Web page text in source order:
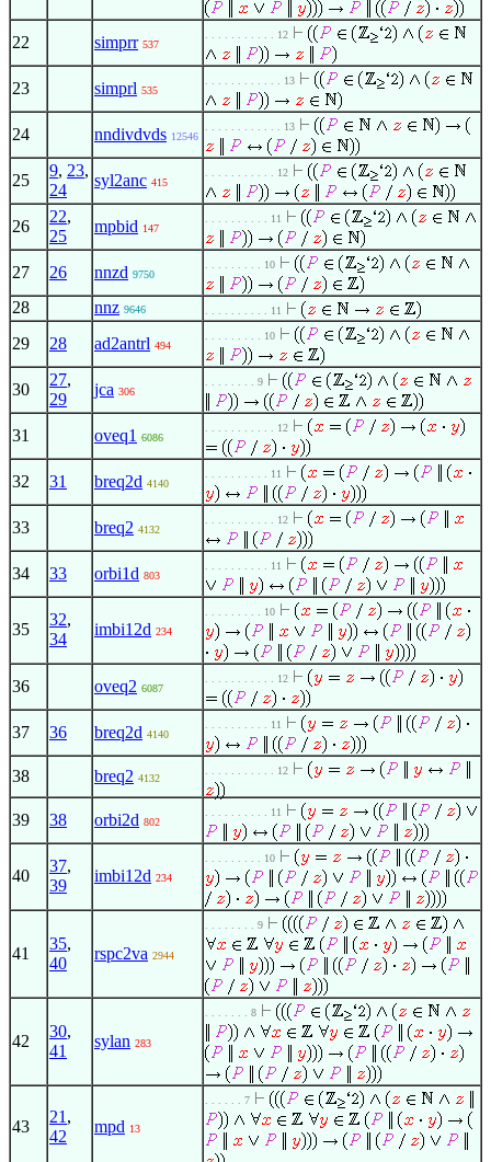
22 simprr 537
. . . . . . . . . . . 12
23 simprl 535
. . . . . . . . . . . . 13
24 nndivdvds 12546
. . . . . . . . . . . . 13
25
9, 23,
24
syl2anc 415
. . . . . . . . . . . 12
26
22,
25
mpbid 147
. . . . . . . . . . 11
27 26 nnzd 9750
. . . . . . . . . 10
28 nnz 9646 . . . . . . . . . . 11
29 28 ad2antrl 494
. . . . . . . . . 10
30
27,
29
jca 306
. . . . . . . . 9
31 oveq1 6086
. . . . . . . . . . . 12
32 31 breq2d 4140
. . . . . . . . . . 11
33 breq2 4132
. . . . . . . . . . . 12
34 33 orbi1d 803
. . . . . . . . . . 11
35
32,
34
imbi12d 234
. . . . . . . . . 10
36 oveq2 6087
. . . . . . . . . . . 12
37 36 breq2d 4140
. . . . . . . . . . 11
38 breq2 4132
. . . . . . . . . . . 12
39 38 orbi2d 802
. . . . . . . . . . 11
40
37,
39
imbi12d 234
. . . . . . . . . 10
41
35,
40
rspc2va 2944
. . . . . . . . 9
42
30,
41
sylan 283
. . . . . . . 8
43
21 ,
42
mpd 13
. . . . . . 7